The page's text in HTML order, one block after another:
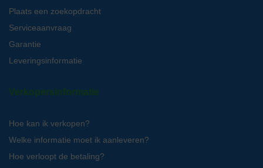
Plaats een zoekopdracht
Serviceaanvraag
Garantie
Leveringsinformatie
Verkopersinformatie
Hoe kan ik verkopen?
Welke informatie moet ik aanleveren?
Hoe verloopt de betaling?